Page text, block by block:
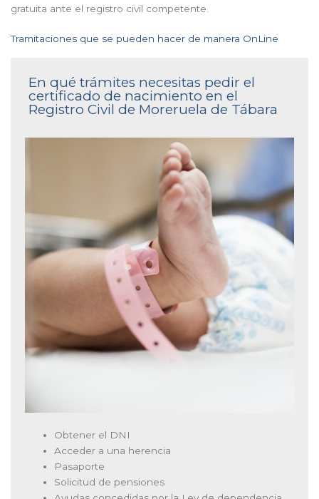
gratuita ante el registro civil competente.
Tramitaciones que se pueden hacer de manera OnLine
En qué trámites necesitas pedir el
certificado de nacimiento en el
Registro Civil de Moreruela de Tábara
Obtener el DNI
Acceder a una herencia
Pasaporte
Solicitud de pensiones